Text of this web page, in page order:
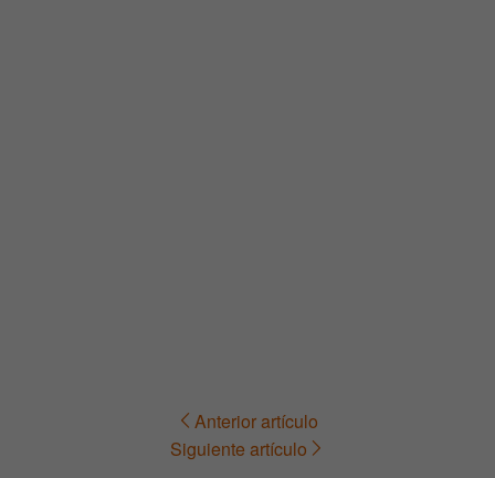
Navegación Anterior artículo
Siguiente artículo